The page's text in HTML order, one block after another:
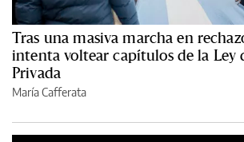
Tras una masiva marcha en
intenta voltear capítulos de la Ley
Privada
María Cafferata